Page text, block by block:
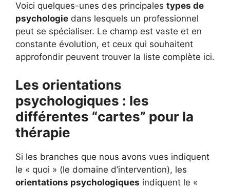
Voici quelques-unes des principales types de
psychologie dans lesquels un professionnel
peut se spécialiser. Le champ est vaste et en
constante évolution, et ceux qui souhaitent
approfondir peuvent trouver la liste complète ici.
Les orientations
psychologiques : les
différentes “cartes” pour la
thérapie
Si les branches que nous avons vues indiquent
le « quoi » (le domaine d’intervention), les
orientations psychologiques indiquent le «